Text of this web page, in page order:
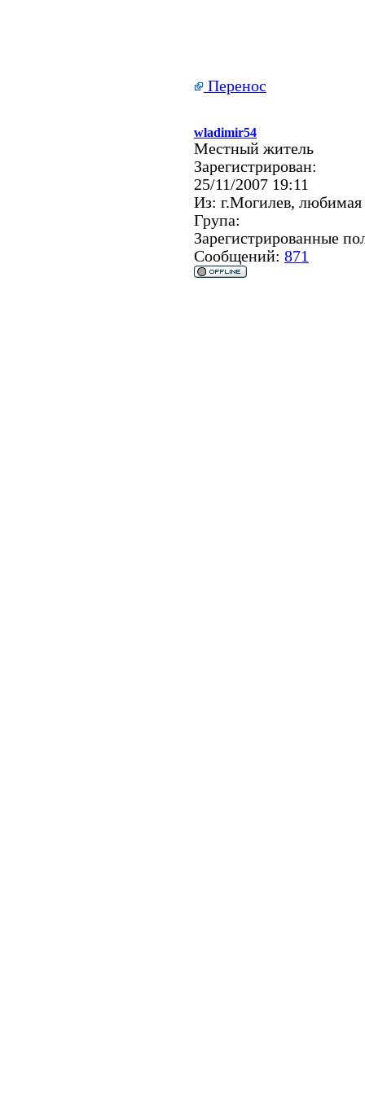
Перенос
wladimir54
Местный житель
Зарегистрирован:
25/11/2007 19:11
Из: г.Могилев, любимая
Група:
Зарегистрированные
Сообщений: 871